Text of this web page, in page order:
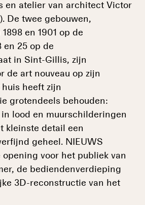
en atelier van architect Victor
De twee gebouwen,
en 1901 op de
en 25 op de
in Sint-Gillis, zijn
de art nouveau op zijn
heeft zijn
grotendeels behouden:
in lood en muurschilderingen
kleinste detail een
geheel. NIEUWS
opening voor het publiek van
de bediendenverdieping
3D-reconstructie van het